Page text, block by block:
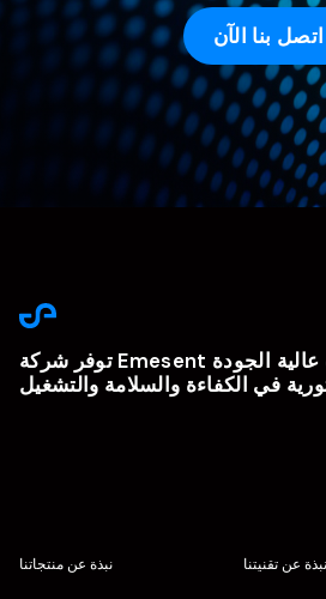
اتصل بنا الآن
توفر شركة Emesent التقاط بيانات عالية الجودة
نبذة عن منتجاتنا نبذة عن تقنيتنا